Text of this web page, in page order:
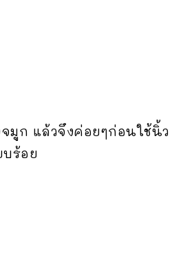
มูก แล้วจึงค่อยๆก่อนใช้นิ้ว
บร้อย